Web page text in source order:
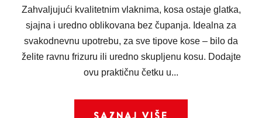
Zahvaljujući kvalitetnim vlaknima, kosa ostaje glatka,
sjajna i uredno oblikovana bez čupanja. Idealna za
svakodnevnu upotrebu, za sve tipove kose – bilo da
želite ravnu frizuru ili uredno skupljenu kosu. Dodajte
ovu praktičnu četku u...